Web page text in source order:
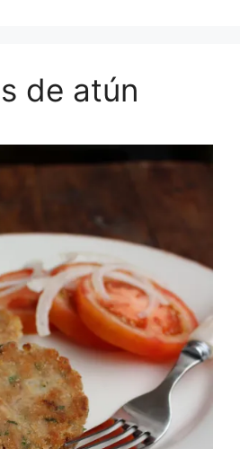
de atún